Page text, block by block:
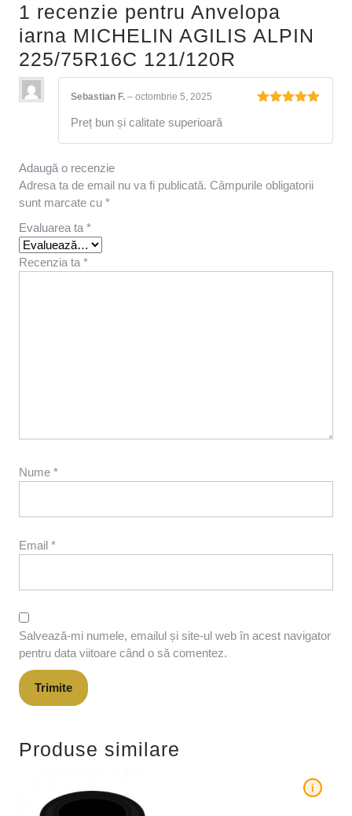
1 recenzie pentru Anvelopa
iarna MICHELIN AGILIS ALPIN
225/75R16C 121/120R
Sebastian F. – octombrie 5, 2025
Preț bun și calitate superioară
Adaugă o recenzie
Adresa ta de email nu va fi publicată. Câmpurile obligatorii
sunt marcate cu *
Evaluarea ta *
Recenzia ta *
Nume *
Email *
Salvează-mi numele, emailul și site-ul web în acest navigator
pentru data viitoare când o să comentez.
Produse similare
i